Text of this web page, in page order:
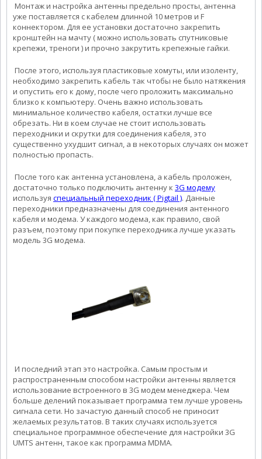
Монтаж и настройка антенны предельно просты, антенна
уже поставляется с кабелем длинной 10 метров и F
коннектором. Для ее установки достаточно закрепить
кронштейн на мачту ( можно использовать спутниковые
крепежи, треноги ) и прочно закрутить крепежные гайки.
После этого, используя пластиковые хомуты, или изоленту,
необходимо закрепить кабель так чтобы не было натяжения
и опустить его к дому, после чего проложить максимально
близко к компьютеру. Очень важно использовать
минимальное количество кабеля, остатки лучше все
обрезать. Ни в коем случае не стоит использовать
переходники и скрутки для соединения кабеля, это
существенно ухудшит сигнал, а в некоторых случаях он может
полностью пропасть.
После того как антенна установлена, а кабель проложен,
достаточно только подключить антенну к 3G модему
используя специальный переходник ( Pigtail ). Данные
переходники предназначены для соединения антенного
кабеля и модема. У каждого модема, как правило, свой
разъем, поэтому при покупке переходника лучше указать
модель 3G модема.
И последний этап это настройка. Самым простым и
распространенным способом настройки антенны является
использование встроенного в 3G модем менеджера. Чем
больше делений показывает программа тем лучше уровень
сигнала сети. Но зачастую данный способ не приносит
желаемых результатов. В таких случаях используется
специальное программное обеспечение для настройки 3G
UMTS антенн, такое как программа MDMA.